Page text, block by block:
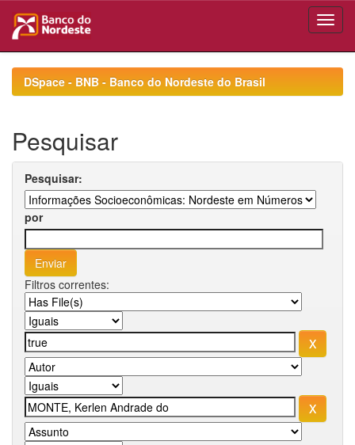
navigationDSpace - BNB - Banco do Nordeste do Brasil
Pesquisar
Pesquisar:
por
Filtros correntes: